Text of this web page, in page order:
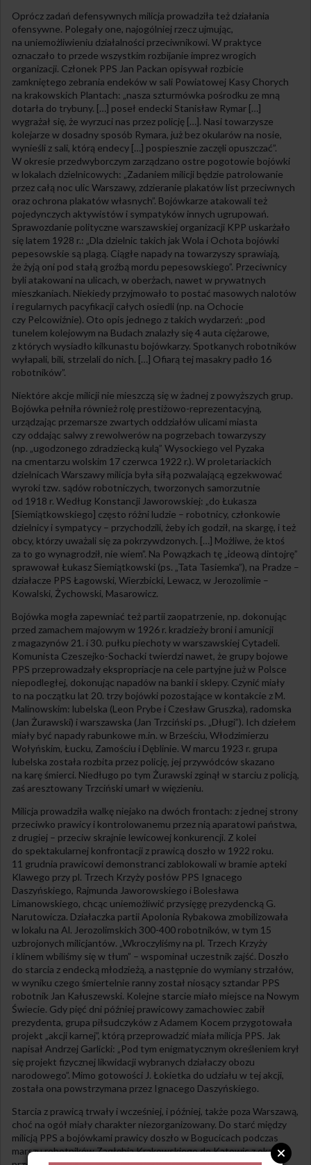
Oprócz zadań defensywnych milicja prowadziła też działania
ofensywne. Polegały one, najogólniej rzecz ujmując,
na uniemożliwieniu działalności przeciwnikowi. W praktyce
oznaczało to przede wszystkim rozbijanie imprez wrogich
organizacji. Członek PPS Jan Packan opisywał rozbicie
zamkniętego zebrania endeków w sali Powiatowej Kasy Chorych
na krakowskich Plantach: „nasza szturmówka pośrodku ze mną
dotarła do trybuny. […] poseł endecki Stanisław Rymar […]
wygrażał się, że wyrzuci nas przez policję […]. Nasi towarzysze
kolejarze w dosadny sposób Rymara, już bez okularów na nosie,
wynieśli z sali, którą endecy […] pospiesznie zaczęli opuszczać”.
W okresie przedwyborczym zarządzano ostre pogotowie bojówki
w lokalach dzielnicowych: „Zadaniem milicji będzie patrolowanie
przez całą noc ulic Warszawy, zdzieranie plakatów list przeciwnych
oraz ochrona plakatów własnych”. Bojówkarze atakowali też
pojedynczych aktywistów i sympatyków innych ugrupowań.
Sprawozdanie polityczne warszawskiej organizacji KPP uskarżało
się latem 1928 r.: „Dla dzielnic takich jak Wola i Ochota bojówki
pepesowskie są plagą. Ciągłe napady na towarzyszy sprawiają,
że żyją oni pod stałą groźbą mordu pepesowskiego”. Przeciwnicy
byli atakowani na ulicach, w oberżach, nawet w prywatnych
mieszkaniach. Niekiedy przyjmowało to postać masowych nalotów
i regularnych pacyfikacji całych osiedli (np. na Ochocie
czy Pelcowiźnie). Oto opis jednego z takich wydarzeń: „pod
tunelem kolejowym na Budach znalazły się 4 auta ciężarowe,
z których wysiadło kilkunastu bojówkarzy. Spotkanych robotników
wyłapali, bili, strzelali do nich. […] Ofiarą tej masakry padło 16
robotników”.
Niektóre akcje milicji nie mieszczą się w żadnej z powyższych grup.
Bojówka pełniła również rolę prestiżowo-reprezentacyjną,
urządzając przemarsze zwartych oddziałów ulicami miasta
czy oddając salwy z rewolwerów na pogrzebach towarzyszy
(np. „ugodzonego zdradziecką kulą” Wysockiego vel Pyzaka
na cmentarzu wolskim 17 czerwca 1922 r.). W proletariackich
dzielnicach Warszawy milicja była siłą pozwalającą egzekwować
wyroki tzw. sądów robotniczych, tworzonych samorzutnie
od 1918 r. Według Konstancji Jaworowskiej: „do Łukasza
[Siemiątkowskiego] często różni ludzie – robotnicy, członkowie
dzielnicy i sympatycy – przychodzili, żeby ich godził, na skargę, i też
obcy, którzy uważali się za pokrzywdzonych. […] Możliwe, że ktoś
za to go wynagrodził, nie wiem”. Na Powązkach tę „ideową dintojrę”
sprawował Łukasz Siemiątkowski (ps. „Tata Tasiemka”), na Pradze –
działacze PPS Łagowski, Wierzbicki, Lewacz, w Jerozolimie –
Kowalski, Żychowski, Masarowicz.
Bojówka mogła zapewniać też partii zaopatrzenie, np. dokonując
przed zamachem majowym w 1926 r. kradzieży broni i amunicji
z magazynów 21. i 30. pułku piechoty w warszawskiej Cytadeli.
Komunista Czeszejko-Sochacki twierdzi nawet, że grupy bojowe
PPS przeprowadzały ekspropriacje na cele partyjne już w Polsce
niepodległej, dokonując napadów na banki i sklepy. Czynić miały
to na początku lat 20. trzy bojówki pozostające w kontakcie z M.
Malinowskim: lubelska (Leon Prybe i Czesław Gruszka), radomska
(Jan Żurawski) i warszawska (Jan Trzciński ps. „Długi”). Ich dziełem
miały być napady rabunkowe m.in. w Brześciu, Włodzimierzu
Wołyńskim, Łucku, Zamościu i Dęblinie. W marcu 1923 r. grupa
lubelska została rozbita przez policję, jej przywódców skazano
na karę śmierci. Niedługo po tym Żurawski zginął w starciu z policją,
zaś aresztowany Trzciński umarł w więzieniu.
Milicja prowadziła walkę niejako na dwóch frontach: z jednej strony
przeciwko prawicy i kontrolowanemu przez nią aparatowi państwa,
z drugiej – przeciw skrajnie lewicowej konkurencji. Z kolei
do spektakularnej konfrontacji z prawicą doszło w 1922 roku.
11 grudnia prawicowi demonstranci zablokowali w bramie apteki
Klawego przy pl. Trzech Krzyży posłów PPS Ignacego
Daszyńskiego, Rajmunda Jaworowskiego i Bolesława
Limanowskiego, chcąc uniemożliwić przysięgę prezydencką G.
Narutowicza. Działaczka partii Apolonia Rybakowa zmobilizowała
w lokalu na Al. Jerozolimskich 300-400 robotników, w tym 15
uzbrojonych milicjantów. „Wkroczyliśmy na pl. Trzech Krzyży
i klinem wbiliśmy się w tłum” – wspominał uczestnik zajść. Doszło
do starcia z endecką młodzieżą, a następnie do wymiany strzałów,
w wyniku czego śmiertelnie ranny został niosący sztandar PPS
robotnik Jan Kałuszewski. Kolejne starcie miało miejsce na Nowym
Świecie. Gdy pięć dni później prawicowy zamachowiec zabił
prezydenta, grupa piłsudczyków z Adamem Kocem przygotowała
projekt „akcji karnej”, którą przeprowadzić miała milicja PPS. Jak
napisał Andrzej Garlicki: „Pod tym enigmatycznym określeniem krył
się projekt fizycznej likwidacji wybranych działaczy obozu
narodowego”. Mimo gotowości J. Łokietka do udziału w tej akcji,
została ona powstrzymana przez Ignacego Daszyńskiego.
Starcia z prawicą trwały i wcześniej, i później, także poza Warszawą,
choć na ogół miały charakter niezorganizowany. Do starć między
milicją PPS a bojówkami prawicy doszło w Bogucicach podczas
marszu robotników Zagłębia Krakowskiego do Katowic z okazji